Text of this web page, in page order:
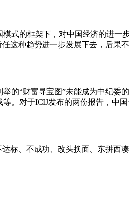
式的框架下，对中国经济的进
这种趋势进一步发展下去，后果不
的“财富寻宝图”未能成为中纪
。对于ICIJ发布的两份报告，中国
标、不成功、改头换面、东拼西